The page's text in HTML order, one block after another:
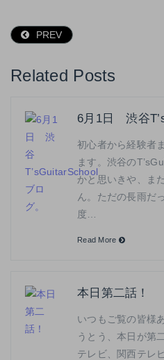
PREV
Related Posts
6月1日 渋谷
初心者から経験者
ます。渋谷の
かと思いきや、ま
ん。ただの長雨だ
度…
Read More
本日第二話！
いつもご覧の皆様
うとう、本日が第
テレビ、関西テレ